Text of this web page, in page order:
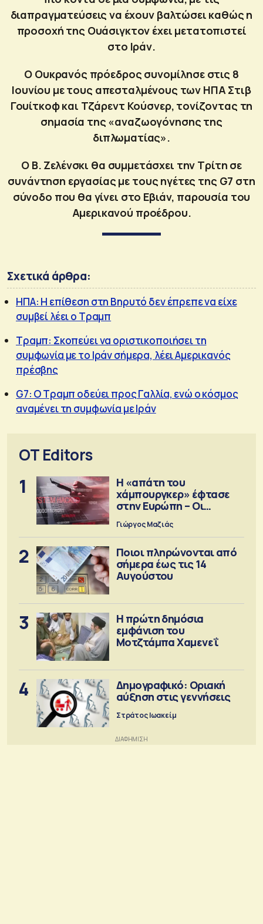
διαπραγματεύσεις να έχουν βαλτώσει καθώς η
προσοχή της Ουάσιγκτον έχει μετατοπιστεί
στο Ιράν.
Ο Ουκρανός πρόεδρος συνομίλησε στις 8
Ιουνίου με τους απεσταλμένους των ΗΠΑ Στιβ
Γουίτκοφ και Τζάρεντ Κούσνερ, τονίζοντας τη
σημασία της «αναζωογόνησης της
διπλωματίας».
Ο Β. Ζελένσκι θα συμμετάσχει την Τρίτη σε
συνάντηση εργασίας με τους ηγέτες της G7 στη
σύνοδο που θα γίνει στο Εβιάν, παρουσία του
Αμερικανού προέδρου.
Σχετικά άρθρα:
ΗΠΑ: Η επίθεση στη Βηρυτό δεν έπρεπε να είχε
συμβεί λέει ο Τραμπ
Τραμπ: Σκοπεύει να οριστικοποιήσει τη
συμφωνία με το Ιράν σήμερα, λέει Αμερικανός
πρέσβης
G7: Ο Τραμπ οδεύει προς Γαλλία, ενώ ο κόσμος
αναμένει τη συμφωνία με Ιράν
OT Editors
1
Η «απάτη του
χάμπουργκερ» έφτασε
στην Ευρώπη – Οι
προειδοποιήσεις
Γιώργος Μαζιάς
2
Ποιοι πληρώνονται από
σήμερα έως τις 14
Αυγούστου
3
Η πρώτη δημόσια
εμφάνιση του
Μοτζτάμπα Χαμενεΐ
4
Δημογραφικό: Οριακή
αύξηση στις γεννήσεις
Στράτος Ιωακείμ